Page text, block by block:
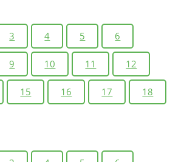
3 4 5 6
9 10 11 12
15 16 17 18